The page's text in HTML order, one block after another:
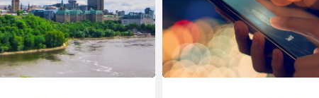
C-
propose
des